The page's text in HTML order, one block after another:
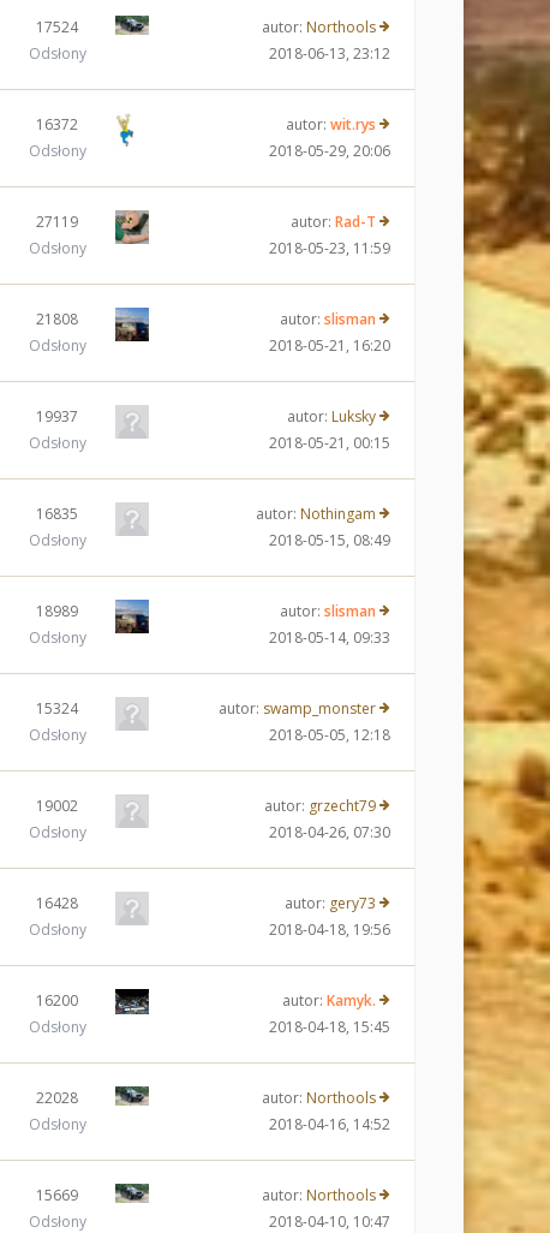
17524
Odsłony
autor: Northools
2018-06-13, 23:12
16372
Odsłony
autor: wit.rys
2018-05-29, 20:06
27119
Odsłony
autor: Rad-T
2018-05-23, 11:59
21808
Odsłony
autor: slisman
2018-05-21, 16:20
19937
Odsłony
autor: Luksky
2018-05-21, 00:15
16835
Odsłony
autor: Nothingam
2018-05-15, 08:49
18989
Odsłony
autor: slisman
2018-05-14, 09:33
15324
Odsłony
autor: swamp_monster
2018-05-05, 12:18
19002
Odsłony
autor: grzecht79
2018-04-26, 07:30
16428
Odsłony
autor: gery73
2018-04-18, 19:56
16200
Odsłony
autor: Kamyk.
2018-04-18, 15:45
22028
Odsłony
autor: Northools
2018-04-16, 14:52
15669
Odsłony
autor: Northools
2018-04-10, 10:47